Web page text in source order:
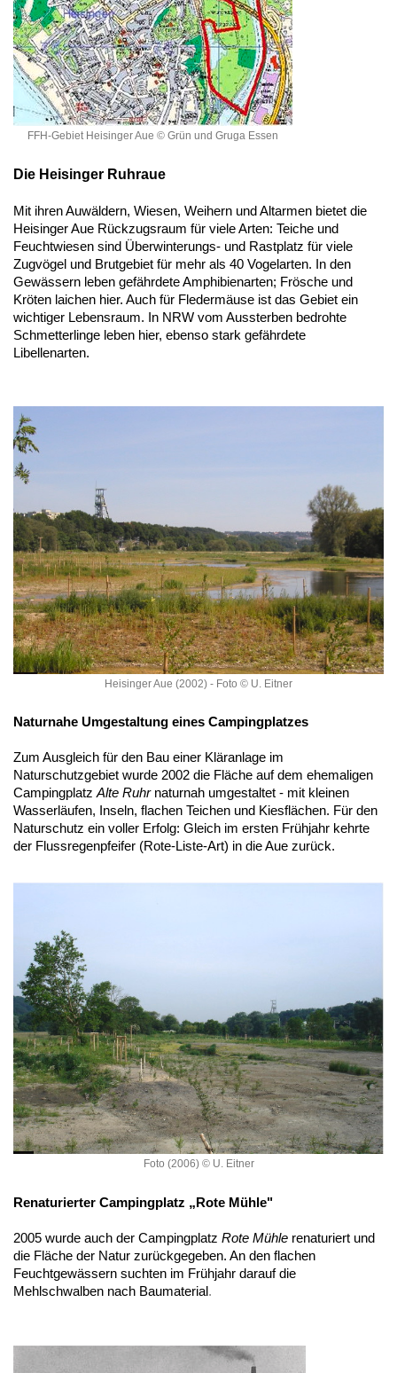
FFH-Gebiet Heisinger Aue © Grün und Gruga Essen
Die Heisinger Ruhraue
Mit ihren Auwäldern, Wiesen, Weihern und Altarmen bietet die
Heisinger Aue Rückzugsraum für viele Arten: Teiche und
Feuchtwiesen sind Überwinterungs- und Rastplatz für viele
Zugvögel und Brutgebiet für mehr als 40 Vogelarten. In den
Gewässern leben gefährdete Amphibienarten; Frösche und
Kröten laichen hier. Auch für Fledermäuse ist das Gebiet ein
wichtiger Lebensraum. In NRW vom Aussterben bedrohte
Schmetterlinge leben hier, ebenso stark gefährdete
Libellenarten.
Heisinger Aue (2002) - Foto © U. Eitner
Naturnahe Umgestaltung eines Campingplatzes
Zum Ausgleich für den Bau einer Kläranlage im
Naturschutzgebiet wurde 2002 die Fläche auf dem ehemaligen
CampingplatzAlte Ruhrnaturnah umgestaltet - mit kleinen
Wasserläufen, Inseln, flachen Teichen und Kiesflächen. Für den
Naturschutz ein voller Erfolg: Gleich im ersten Frühjahr kehrte
der Flussregenpfeifer (Rote-Liste-Art) in die Aue zurück.
Foto (2006) © U. Eitner
Renaturierter Campingplatz „Rote Mühle"
2005 wurde auch der Campingplatz Rote Mühle renaturiert und
die Fläche der Natur zurückgegeben. An den flachen
Feuchtgewässern suchten im Frühjahr darauf die
Mehlschwalben nach Baumaterial.